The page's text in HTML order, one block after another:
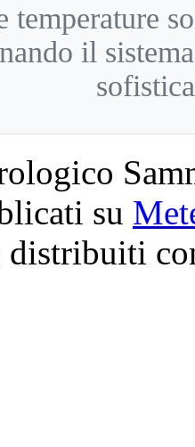
temperature
il
su
distribuiti